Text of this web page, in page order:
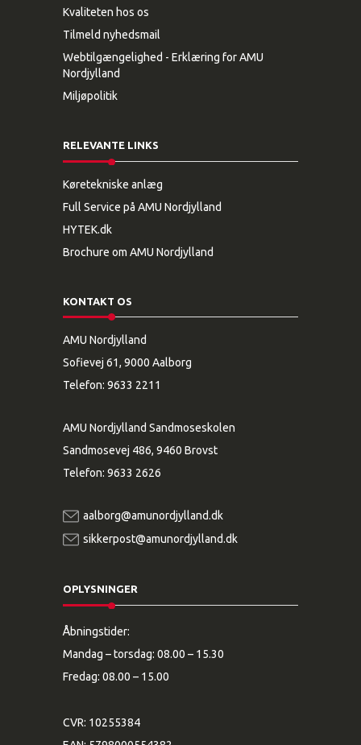
Kvaliteten hos os
Tilmeld nyhedsmail
Webtilgængelighed - Erklæring for AMU
Nordjylland
Miljøpolitik
RELEVANTE LINKS
Køretekniske anlæg
Full Service på AMU Nordjylland
HYTEK.dk
Brochure om AMU Nordjylland
KONTAKT OS
AMU Nordjylland
Sofievej 61, 9000 Aalborg
Telefon: 9633 2211
AMU Nordjylland Sandmoseskolen
Sandmosevej 486, 9460 Brovst
Telefon: 9633 2626
aalborg@amunordjylland.dk
sikkerpost@amunordjylland.dk
OPLYSNINGER
Åbningstider:
Mandag – torsdag: 08.00 – 15.30
Fredag: 08.00 – 15.00
CVR: 10255384